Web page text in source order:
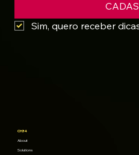
Sim, quero receber
CH34
About
Solutions